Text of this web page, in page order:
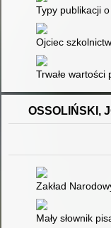
Typy publikacji o
Ojciec
Trwałe wartości
OSSOLIŃSKI,
Zakład
Mały słownik